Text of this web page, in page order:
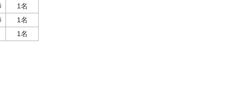
1名
1名
1名